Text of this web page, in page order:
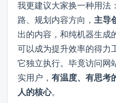
我更建议大家换一种用法
路、规划内容方向， 主导
出的内容，和纯机器生成
可以成为提升效率的得力
它独立执行。毕竟访问网
实用户， 有温度、有思考
人的核心。